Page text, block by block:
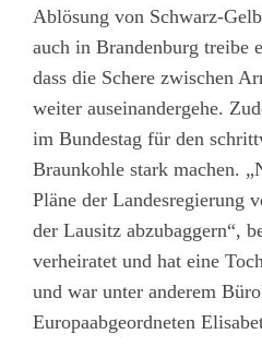
Ablösung von Schwarz-
auch in Brandenburg treibe
dass die Schere zwischen
weiter auseinandergehe.
im Bundestag für den
Braunkohle stark machen.
Pläne der Landesregierung
der Lausitz abzubaggern“,
verheiratet und hat eine
und war unter anderem
Europaabgeordneten